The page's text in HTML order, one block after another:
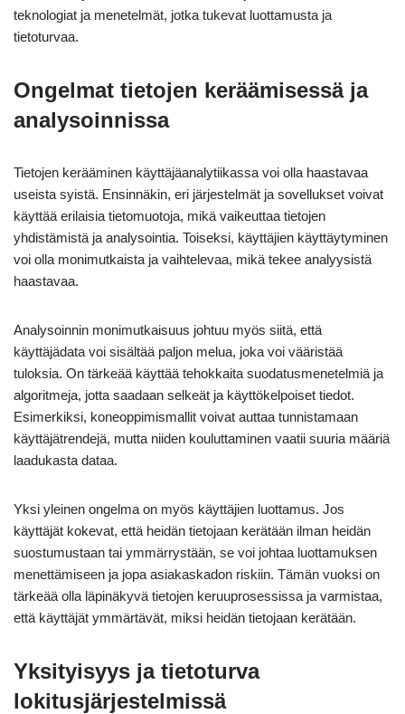
teknologiat ja menetelmät, jotka tukevat luottamusta ja
tietoturvaa.
Ongelmat tietojen keräämisessä ja
analysoinnissa
Tietojen kerääminen käyttäjäanalytiikassa voi olla haastavaa
useista syistä. Ensinnäkin, eri järjestelmät ja sovellukset voivat
käyttää erilaisia tietomuotoja, mikä vaikeuttaa tietojen
yhdistämistä ja analysointia. Toiseksi, käyttäjien käyttäytyminen
voi olla monimutkaista ja vaihtelevaa, mikä tekee analyysistä
haastavaa.
Analysoinnin monimutkaisuus johtuu myös siitä, että
käyttäjädata voi sisältää paljon melua, joka voi vääristää
tuloksia. On tärkeää käyttää tehokkaita suodatusmenetelmiä ja
algoritmeja, jotta saadaan selkeät ja käyttökelpoiset tiedot.
Esimerkiksi, koneoppimismallit voivat auttaa tunnistamaan
käyttäjätrendejä, mutta niiden kouluttaminen vaatii suuria määriä
laadukasta dataa.
Yksi yleinen ongelma on myös käyttäjien luottamus. Jos
käyttäjät kokevat, että heidän tietojaan kerätään ilman heidän
suostumustaan tai ymmärrystään, se voi johtaa luottamuksen
menettämiseen ja jopa asiakaskadon riskiin. Tämän vuoksi on
tärkeää olla läpinäkyvä tietojen keruuprosessissa ja varmistaa,
että käyttäjät ymmärtävät, miksi heidän tietojaan kerätään.
Yksityisyys ja tietoturva
lokitusjärjestelmissä